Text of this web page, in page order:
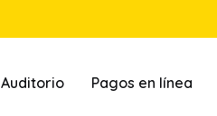
Auditorio Pagos en línea